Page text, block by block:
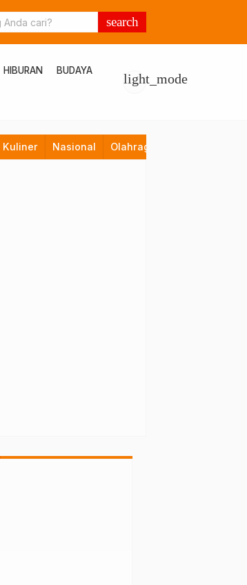
search
HIBURAN BUDAYA
light_mode
Kuliner Nasional Olahraga